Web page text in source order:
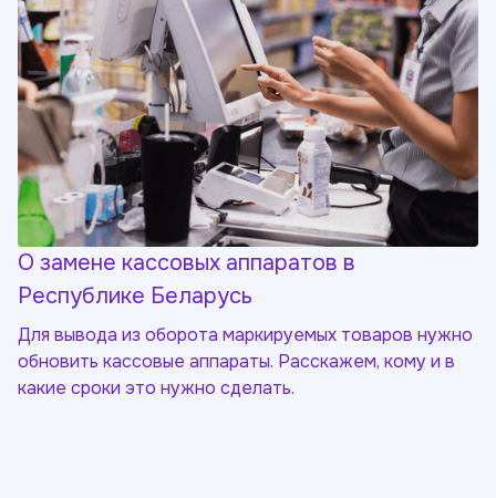
О замене кассовых аппаратов в
Республике Беларусь
Для вывода из оборота маркируемых товаров нужно
обновить кассовые аппараты. Расскажем, кому и в
какие сроки это нужно сделать.